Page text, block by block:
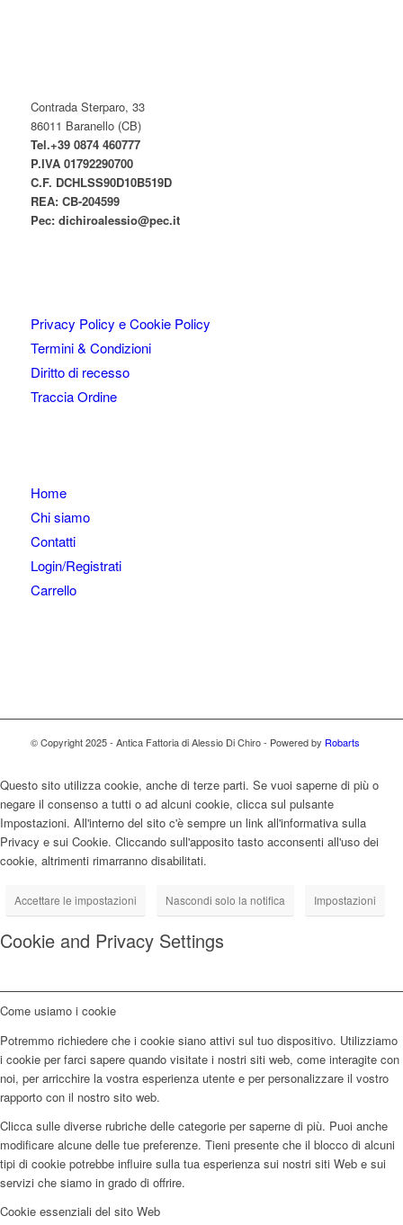
del
prodotto
Contrada Sterparo, 33
86011 Baranello (CB)
Tel.+39 0874 460777
P.IVA 01792290700
C.F. DCHLSS90D10B519D
REA: CB-204599
Pec: dichiroalessio@pec.it
Privacy Policy e Cookie Policy
Termini & Condizioni
Diritto di recesso
Traccia Ordine
Home
Chi siamo
Contatti
Login/Registrati
Carrello
© Copyright 2025 - Antica Fattoria di Alessio Di Chiro - Powered by Robarts
Questo sito utilizza cookie, anche di terze parti. Se vuoi saperne di più o
negare il consenso a tutti o ad alcuni cookie, clicca sul pulsante
Impostazioni. All'interno del sito c'è sempre un link all'informativa sulla
Privacy e sui Cookie. Cliccando sull'apposito tasto acconsenti all'uso dei
cookie, altrimenti rimarranno disabilitati.
Accettare le impostazioni Nascondi solo la notifica Impostazioni
Cookie and Privacy Settings
Come usiamo i cookie
Potremmo richiedere che i cookie siano attivi sul tuo dispositivo. Utilizziamo
i cookie per farci sapere quando visitate i nostri siti web, come interagite con
noi, per arricchire la vostra esperienza utente e per personalizzare il vostro
rapporto con il nostro sito web.
Clicca sulle diverse rubriche delle categorie per saperne di più. Puoi anche
modificare alcune delle tue preferenze. Tieni presente che il blocco di alcuni
tipi di cookie potrebbe influire sulla tua esperienza sui nostri siti Web e sui
servizi che siamo in grado di offrire.
Cookie essenziali del sito Web